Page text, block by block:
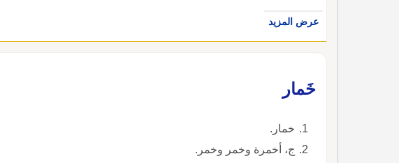
عرض المزيد
خَمار
خمار.
ج، أخمرة وخمر وخمر.